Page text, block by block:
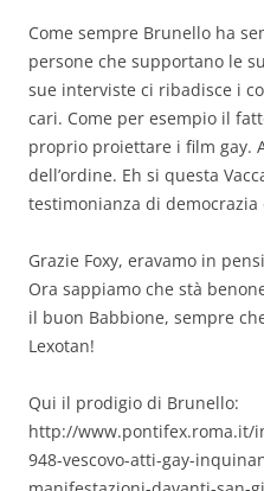
Come sempre Brunello ha
persone che supportano le
sue interviste ci ribadisce i
cari. Come per esempio il
proprio proiettare i film gay.
dell’ordine. Eh si questa
testimonianza di democrazia
Grazie Foxy, eravamo in
Ora sappiamo che stà
il buon Babbione, sempre
Lexotan!
Qui il prodigio di Brunello:
http://www.pontifex.roma.it/
948-vescovo-atti-gay-